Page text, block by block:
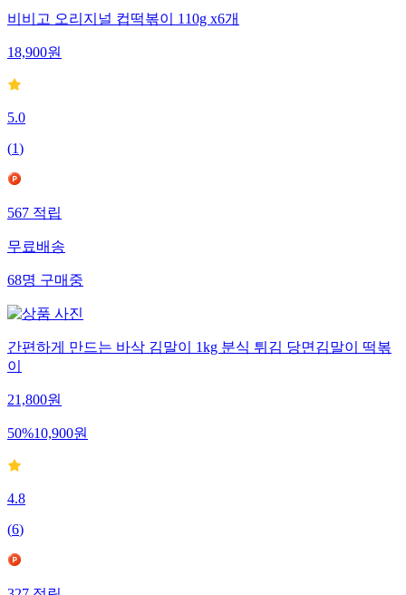
비비고 오리지널 컵떡볶이 110g x6개
18,900원
5.0
(1)
567 적립
무료배송
68명 구매중
간편하게 만드는 바삭 김말이 1kg 분식 튀김 당면김말이 떡볶
이
21,800원
50%10,900원
4.8
(6)